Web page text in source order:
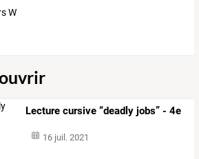
W
Lecture cursive “deadly jobs” - 4e
16 juil. 2021